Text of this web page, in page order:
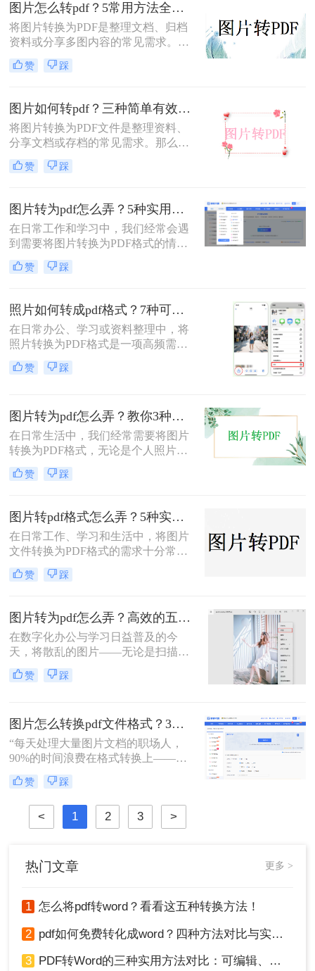
变得模糊、边缘出现锯齿，甚至无法
进行高质量的打印。面对图片转PDF
后模糊/不清晰怎么办这一难题，很多
图片怎么转pdf？5常用方法全攻略！
将图片转换为PDF是整理文档、归档
资料或分享多图内容的常见需求。那
么图片怎么转pdf呢？本文系统梳理5
类主流方法，助你快速实现图片转
赞 踩
图片如何转pdf？三种简单有效的方法分享！
将图片转换为PDF文件是整理资料、
分享文档或存档的常见需求。那么图
片如何转pdf呢？本文将介绍三种简单
有效的方法，助您快速完成转换。
赞 踩
图片转为pdf怎么弄？5种实用转换方法详解！
在日常工作和学习中，我们经常会遇
到需要将图片转换为PDF格式的情
况。无论是整理证件照片、制作电子
相册，还是将扫描的文档统一格式，
掌握的基本技能。PDF格式具有跨平
台兼容性好、文件体积相对较小、易
于分享等优点，因此成为文档处理的
首选格式。本文将详细介绍5种实用
的图片转PDF方法，帮助您快速解决
转换需求。
赞 踩
照片如何转成pdf格式？7种可靠方法详解！
在日常办公、学习或资料整理中，将
照片转换为PDF格式是一项高频需
求。无论是扫描的合同、手写笔记，
还是拍摄的证件、课件，统一的PDF
择高效、安全且无需付费的方法？本
文将基于实际使用经验，为您梳理7
种照片如何转成PDF格式的实用方
方式，帮助您根据场景灵活选用。
赞 踩
图片转为pdf怎么弄？教你3种常用转换方法！
在日常生活中，我们经常需要将图片
转换为PDF格式，无论是个人照片管
理、证件扫描，还是商业和行政领域
的文档整理、合同协议，这种转换都
全性。那么图片转为pdf怎么弄呢？本
文将介绍三种将图片转换为PDF的方
法。
赞 踩
图片转pdf格式怎么弄？5种实用的转换方法！
在日常工作、学习和生活中，将图片
文件转换为PDF格式的需求十分常
见。PDF格式因其跨平台兼容性强、
内容不易篡改、排版稳定等优势，成
转pdf格式怎么弄呢？本文将介绍几种
常见的图片转PDF方法，帮助用户高
效完成转换。
赞 踩
图片转为pdf怎么弄？高效的五大方法详解！
在数字化办公与学习日益普及的今
天，将散乱的图片——无论是扫描的
文档、手机拍摄的笔记，还是珍贵的
照片——整合成一个统一的PDF文
定、易于传输和打印的优点，成为了
文档分发的标准格式。然而，面对网
络上琳琅满目的工具和方法，许多人
弄呢？
赞 踩
图片怎么转换pdf文件格式？3种高效方法全解析，职场人必备技能！
“每天处理大量图片文档的职场人，
90%的时间浪费在格式转换上——这
不是技术问题，而是方法误区。” 作
为深耕办公软件测评多年的博主，小
编发现许多用户仍在用截图拼接的原
始方式处理图片转PDF需求。那么图
片怎么转换pdf文件格式呢？本文将揭
据帮你突破效率瓶颈。
赞 踩
< 1 2 3 >
热门文章 更多 >
1 怎么将pdf转word？看看这五种转换方法！
2 pdf如何免费转化成word？四种方法对比与实操指南（附详细表格）
3 PDF转Word的三种实用方法对比：可编辑、保格式、避风险！